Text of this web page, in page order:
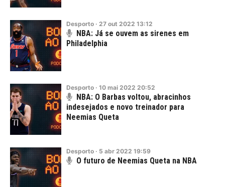
Desporto · 27 out 2022 13:12
NBA: Já se ouvem as sirenes em
Philadelphia
Desporto · 10 mai 2022 20:52
NBA: O Barbas voltou, abracinhos
indesejados e novo treinador para
Neemias Queta
Desporto · 5 abr 2022 19:59
O futuro de Neemias Queta na NBA